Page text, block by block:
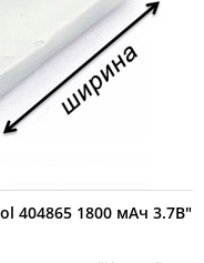
404865 1800 мАч 3.7В"